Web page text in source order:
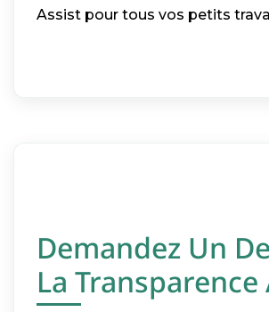
Assist pour tous vos petits
Demandez Un
La